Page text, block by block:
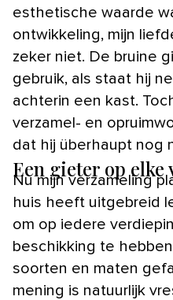
esthetische waarde
ontwikkeling, mijn
zeker niet. De bruine
gebruik, als staat hij
achterin een kast.
verzamel- en
dat hij überhaupt nog
Een gieter op
Nu mijn verzameling
huis heeft uitgebreid
om op iedere
beschikking te
soorten en maten
mening is natuurlijk